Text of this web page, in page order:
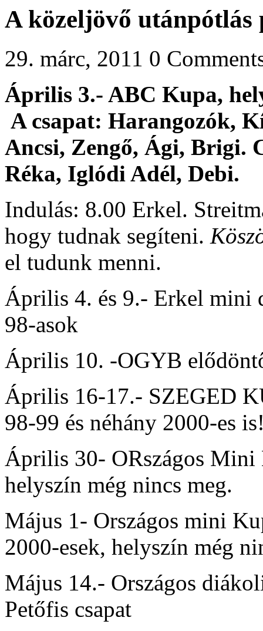
A közeljövő
29. márc, 2011 0
Április 3.- ABC Kupa,
A csapat: Harangozók,
Ancsi, Zengő, Ági, Brigi.
Réka, Iglódi Adél, Debi.
Indulás: 8.00 Erkel.
hogy tudnak segíteni.
el tudunk menni.
Április 4. és 9.- Erkel mini
98-asok
Április 10. -OGYB
Április 16-17.- SZEGED
98-99 és néhány 2000-es
Április 30- ORszágos
helyszín még nincs meg.
Május 1- Országos mini
2000-esek, helyszín még
Május 14.- Országos
Petőfis csapat